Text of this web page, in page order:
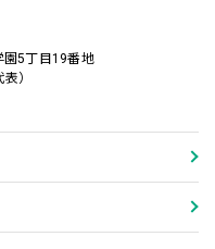
園5丁目19番地
）